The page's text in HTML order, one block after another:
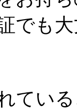
でも
てい